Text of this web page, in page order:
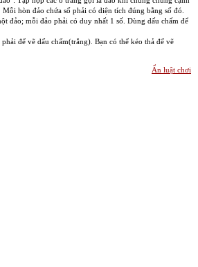
hòn đảo chứa số phải có diện tích đúng bằng số đó.
đảo; mỗi đảo phải có duy nhất 1 số. Dùng dấu chấm để
để vẽ dấu chấm(trắng). Bạn có thể kéo thả để vẽ
Ẩn luật chơi